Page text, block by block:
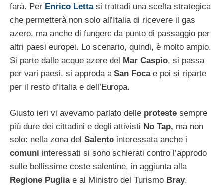
farà. Per Enrico Lettasi trattadi una scelta strategica
che permetterà non solo all’Italia di ricevere il gas
azero, ma anche di fungere da punto di passaggio per
altri paesi europei. Lo scenario, quindi, è molto ampio.
Si parte dalle acque azere del Mar Caspio, si passa
per vari paesi, si approda a San Focae poi si riparte
per il resto d’Italia e dell’Europa.
Giusto ieri vi avevamo parlato delle proteste sempre
più dure dei cittadini e degli attivisti No Tap, ma non
solo: nella zona del Salento interessata anche i
comuni interessati si sono schierati contro l’approdo
sulle bellissime coste salentine, in aggiunta alla
Regione Pugliae al Ministro del Turismo Bray.